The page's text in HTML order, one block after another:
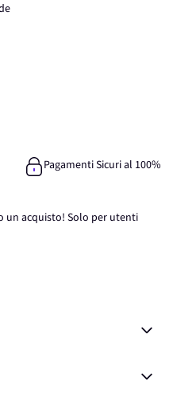
Pagamenti Sicuri al 100%
un acquisto! Solo per utenti